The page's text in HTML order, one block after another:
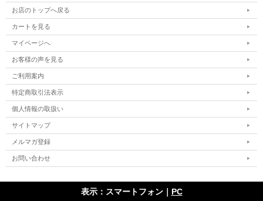
お店のトップへ戻る
カートを見る
マイページへ
お客様の声を見る
ご利用案内
特定商取引法表示
個人情報の取扱い
サイトマップ
メルマガ登録
お問い合わせ
表示：スマートフォン｜ PC